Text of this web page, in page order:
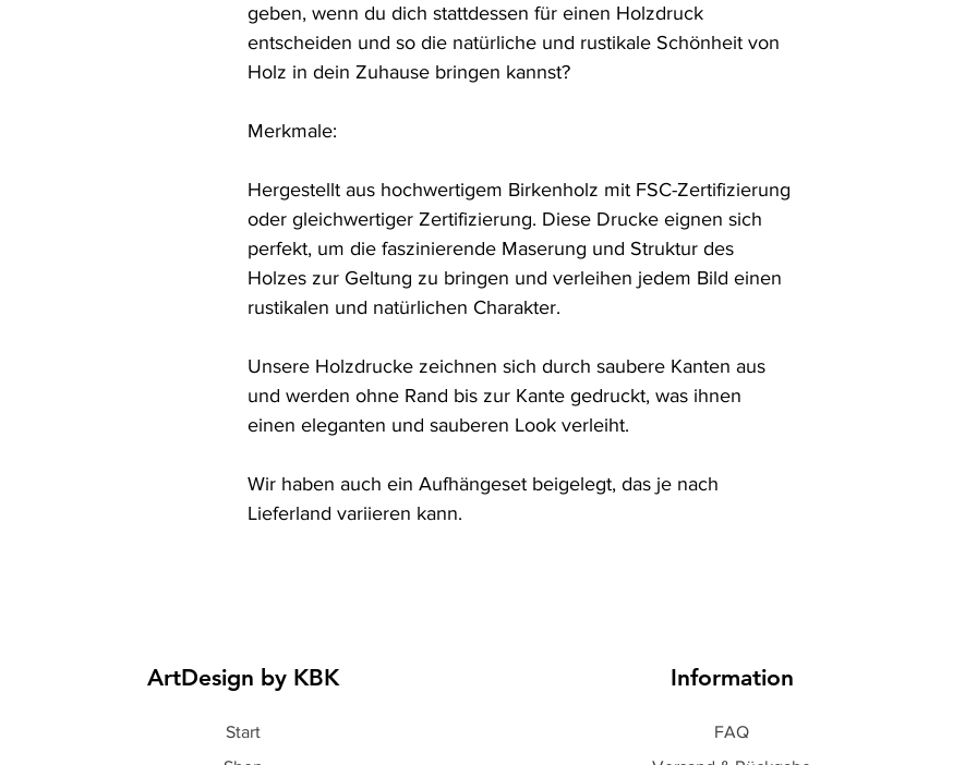
geben, wenn du dich stattdessen für einen Holzdruck
entscheiden und so die natürliche und rustikale Schönheit von
Holz in dein Zuhause bringen kannst?
Merkmale:
Hergestellt aus hochwertigem Birkenholz mit FSC-Zertifizierung
oder gleichwertiger Zertifizierung. Diese Drucke eignen sich
perfekt, um die faszinierende Maserung und Struktur des
Holzes zur Geltung zu bringen und verleihen jedem Bild einen
rustikalen und natürlichen Charakter.
Unsere Holzdrucke zeichnen sich durch saubere Kanten aus
und werden ohne Rand bis zur Kante gedruckt, was ihnen
einen eleganten und sauberen Look verleiht.
Wir haben auch ein Aufhängeset beigelegt, das je nach
Lieferland variieren kann.
ArtDesign by KBK
Start
Information
FAQ